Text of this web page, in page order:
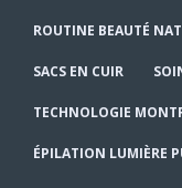
ROUTINE BEAUTÉ
SACS EN CUIR
TECHNOLOGIE
ÉPILATION LUMIÈRE